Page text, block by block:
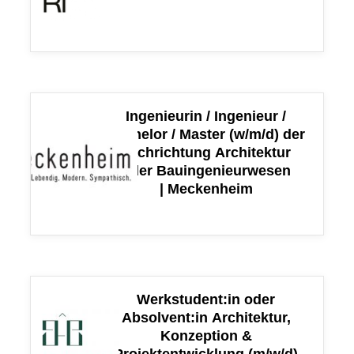
Ingenieurin / Ingenieur /
Bachelor / Master (w/m/d) der
Fachrichtung Architektur
oder Bauingenieurwesen
| Meckenheim
Werkstudent:in oder
Absolvent:in Architektur,
Konzeption &